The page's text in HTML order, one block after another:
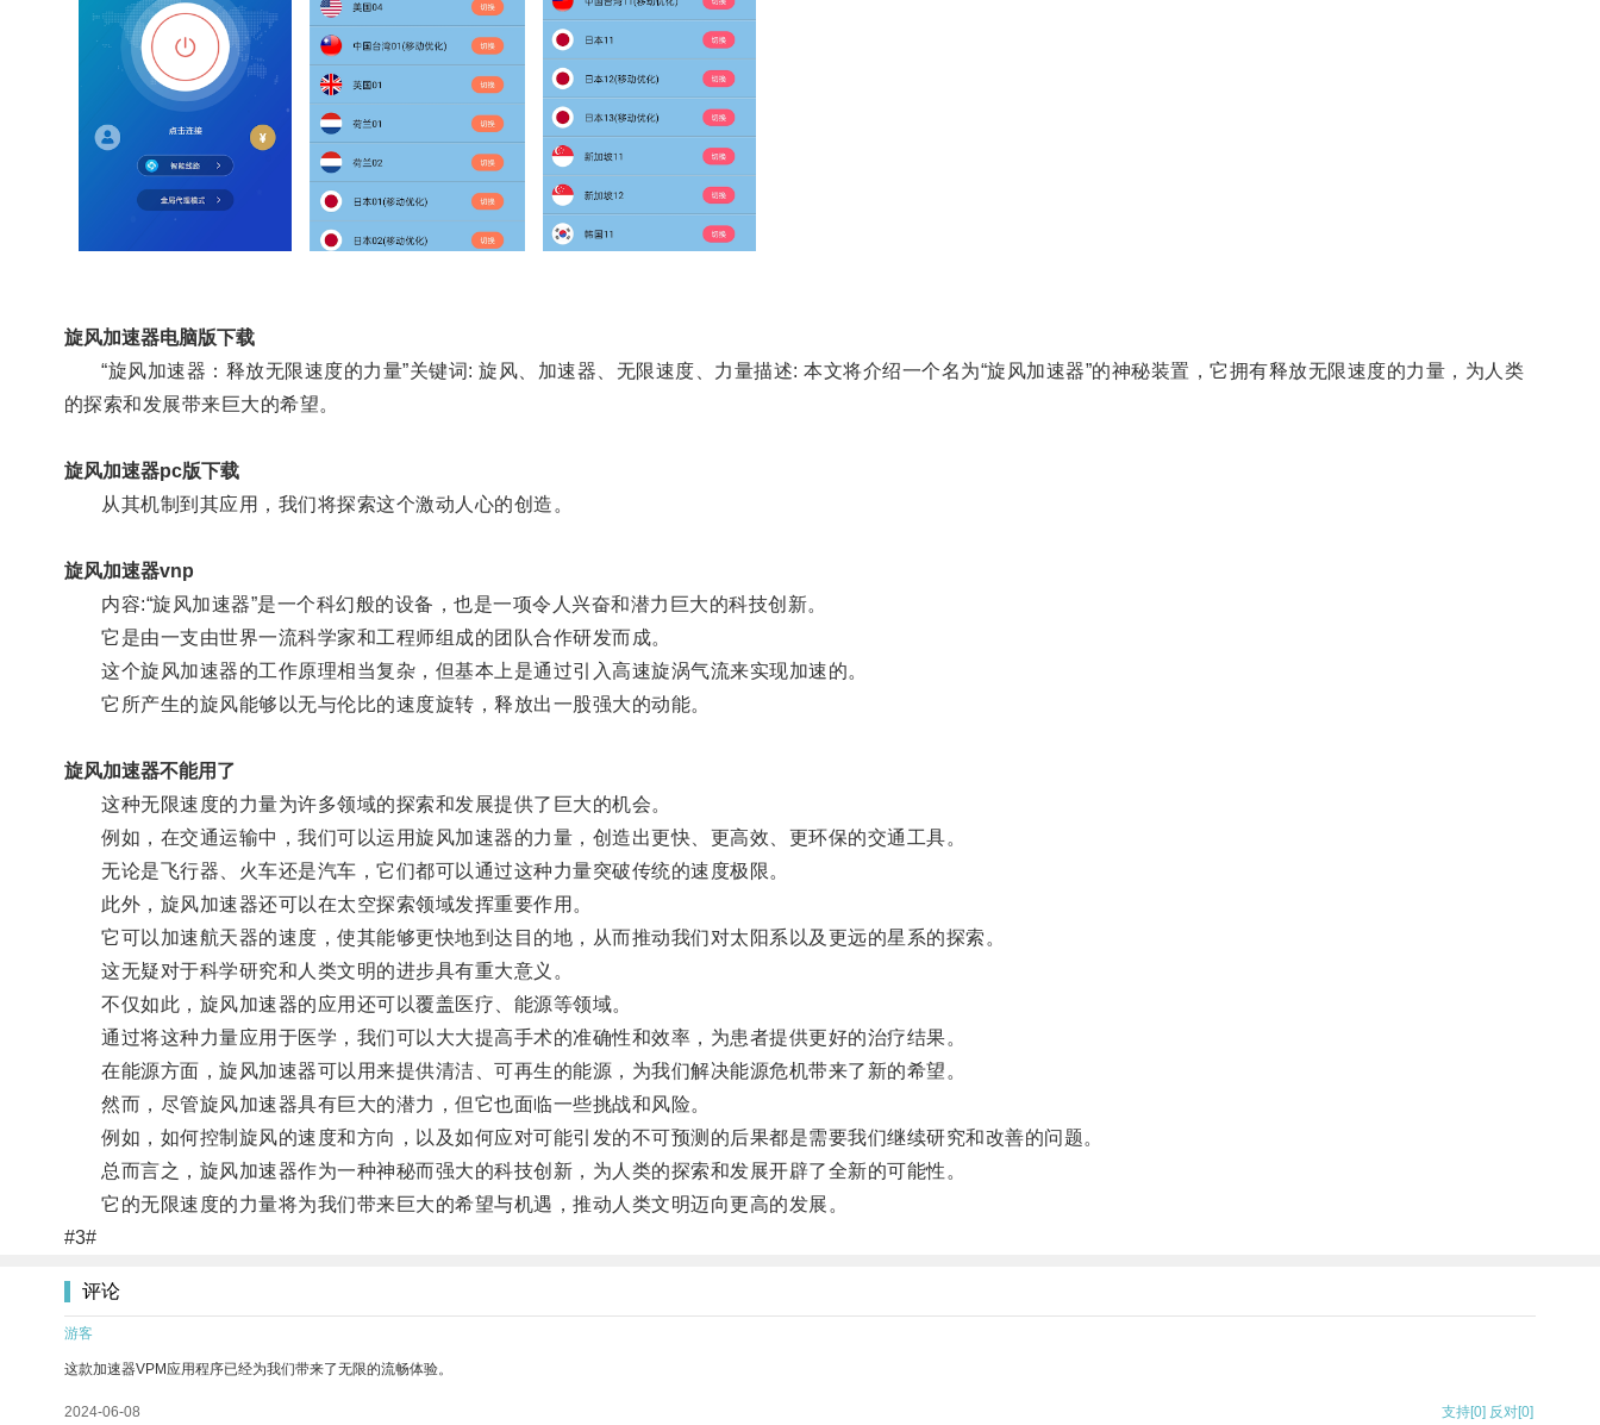
旋风加速器电脑版下载
“旋风加速器：释放无限速度的力量”关键词: 旋风、加速器、无限速度、力量描述: 本文将介绍一个名为“旋风加速器”的神秘装置，它拥有释放无限速度的力量，为人类
的探索和发展带来巨大的希望。
旋风加速器pc版下载
从其机制到其应用，我们将探索这个激动人心的创造。
旋风加速器vnp
内容:“旋风加速器”是一个科幻般的设备，也是一项令人兴奋和潜力巨大的科技创新。
它是由一支由世界一流科学家和工程师组成的团队合作研发而成。
这个旋风加速器的工作原理相当复杂，但基本上是通过引入高速旋涡气流来实现加速的。
它所产生的旋风能够以无与伦比的速度旋转，释放出一股强大的动能。
旋风加速器不能用了
这种无限速度的力量为许多领域的探索和发展提供了巨大的机会。
例如，在交通运输中，我们可以运用旋风加速器的力量，创造出更快、更高效、更环保的交通工具。
无论是飞行器、火车还是汽车，它们都可以通过这种力量突破传统的速度极限。
此外，旋风加速器还可以在太空探索领域发挥重要作用。
它可以加速航天器的速度，使其能够更快地到达目的地，从而推动我们对太阳系以及更远的星系的探索。
这无疑对于科学研究和人类文明的进步具有重大意义。
不仅如此，旋风加速器的应用还可以覆盖医疗、能源等领域。
通过将这种力量应用于医学，我们可以大大提高手术的准确性和效率，为患者提供更好的治疗结果。
在能源方面，旋风加速器可以用来提供清洁、可再生的能源，为我们解决能源危机带来了新的希望。
然而，尽管旋风加速器具有巨大的潜力，但它也面临一些挑战和风险。
例如，如何控制旋风的速度和方向，以及如何应对可能引发的不可预测的后果都是需要我们继续研究和改善的问题。
总而言之，旋风加速器作为一种神秘而强大的科技创新，为人类的探索和发展开辟了全新的可能性。
它的无限速度的力量将为我们带来巨大的希望与机遇，推动人类文明迈向更高的发展。
#3#
评论
游客
这款加速器VPM应用程序已经为我们带来了无限的流畅体验。
2024-06-08 支持[0] 反对[0]